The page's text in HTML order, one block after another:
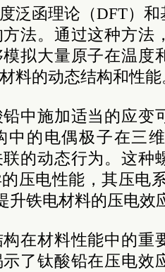
泛函理论（DFT）
法。通过这种方法
拟大量原子在温度
料的动态结构和性能
中施加适当的应变
中的电偶极子在三
的动态行为。这种
压电性能，其压电
升铁电材料的压电效
在材料性能中的重
了钛酸铅在压电效